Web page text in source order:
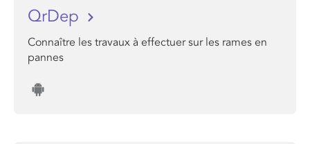
QrDep
Connaître les travaux à effectuer sur les rames en
pannes